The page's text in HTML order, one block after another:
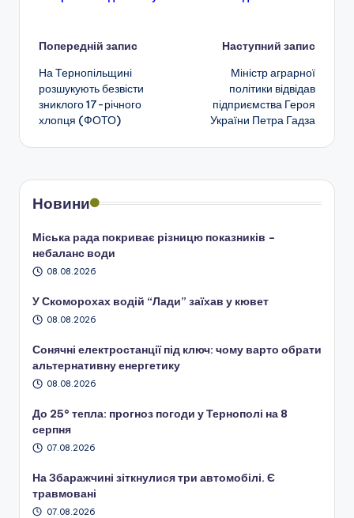
Навігація
по
запису
Попередній запис
На Тернопільщині
розшукують безвісти
зниклого 17-річного
хлопця (ФОТО)
Наступний запис
Міністр аграрної
політики відвідав
підприємства Героя
України Петра Гадза
Новини
Міська рада покриває різницю показників –
небаланс води
08.08.2026
У Скоморохах водій “Лади” заїхав у кювет
08.08.2026
Сонячні електростанції під ключ: чому варто обрати
альтернативну енергетику
08.08.2026
До 25° тепла: прогноз погоди у Тернополі на 8
серпня
07.08.2026
На Збаражчині зіткнулися три автомобілі. Є
травмовані
07.08.2026